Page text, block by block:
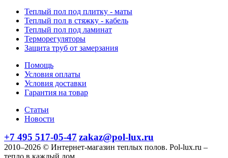
Теплый пол под плитку - маты
Теплый пол в стяжку - кабель
Теплый пол под ламинат
Терморегуляторы
Защита труб от замерзания
Помощь
Условия оплаты
Условия доставки
Гарантия на товар
Статьи
Новости
+7 495 517-05-47 zakaz@pol-lux.ru
2010–2026 © Интернет-магазин теплых полов. Pol-lux.ru –
тепло в каждый дом